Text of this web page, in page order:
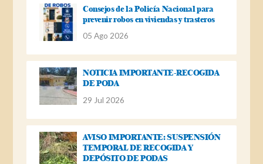
Consejos de la Policía Nacional para
prevenir robos en viviendas y trasteros
05 Ago 2026
NOTICIA IMPORTANTE-RECOGIDA
DE PODA
29 Jul 2026
AVISO IMPORTANTE: SUSPENSIÓN
TEMPORAL DE RECOGIDA Y
DEPÓSITO DE PODAS